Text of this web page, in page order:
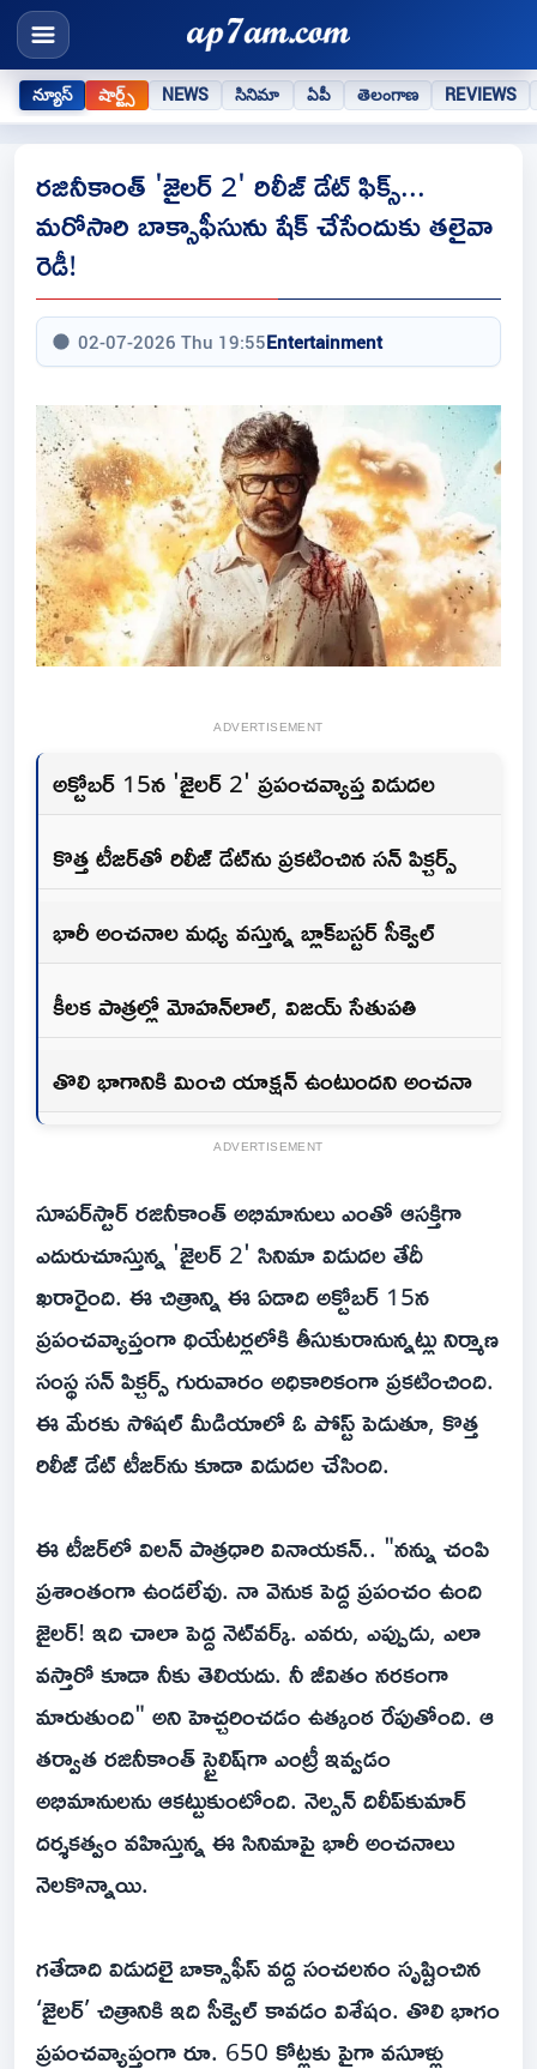
న్యూస్ షార్ట్స్ NEWS సినిమా ఏపీ తెలంగాణ REVIEWS
రజినీకాంత్ 'జైలర్ 2' రిలీజ్ డేట్ ఫిక్స్...
మరోసారి బాక్సాఫీసును షేక్ చేసేందుకు తలైవా
రెడీ!
02-07-2026 Thu 19:55Entertainment
ADVERTISEMENT
అక్టోబర్ 15న 'జైలర్ 2' ప్రపంచవ్యాప్త విడుదల
కొత్త టీజర్‌తో రిలీజ్ డేట్‌ను ప్రకటించిన సన్ పిక్చర్స్
భారీ అంచనాల మధ్య వస్తున్న బ్లాక్‌బస్టర్ సీక్వెల్
కీలక పాత్రల్లో మోహన్‌లాల్, విజయ్ సేతుపతి
తొలి భాగానికి మించి యాక్షన్ ఉంటుందని అంచనా
ADVERTISEMENT
సూపర్‌స్టార్ రజినీకాంత్ అభిమానులు ఎంతో ఆసక్తిగా
ఎదురుచూస్తున్న 'జైలర్ 2' సినిమా విడుదల తేదీ
ఖరారైంది. ఈ చిత్రాన్ని ఈ ఏడాది అక్టోబర్ 15న
ప్రపంచవ్యాప్తంగా థియేటర్లలోకి తీసుకురానున్నట్లు నిర్మాణ
సంస్థ సన్ పిక్చర్స్ గురువారం అధికారికంగా ప్రకటించింది.
ఈ మేరకు సోషల్ మీడియాలో ఓ పోస్ట్ పెడుతూ, కొత్త
రిలీజ్ డేట్ టీజర్‌ను కూడా విడుదల చేసింది.
ఈ టీజర్‌లో విలన్ పాత్రధారి వినాయకన్.. "నన్ను చంపి
ప్రశాంతంగా ఉండలేవు. నా వెనుక పెద్ద ప్రపంచం ఉంది
జైలర్! ఇది చాలా పెద్ద నెట్‌వర్క్. ఎవరు, ఎప్పుడు, ఎలా
వస్తారో కూడా నీకు తెలియదు. నీ జీవితం నరకంగా
మారుతుంది" అని హెచ్చరించడం ఉత్కంఠ రేపుతోంది. ఆ
తర్వాత రజినీకాంత్ స్టైలిష్‌గా ఎంట్రీ ఇవ్వడం
అభిమానులను ఆకట్టుకుంటోంది. నెల్సన్ దిలీప్‌కుమార్
దర్శకత్వం వహిస్తున్న ఈ సినిమాపై భారీ అంచనాలు
నెలకొన్నాయి.
గతేడాది విడుదలై బాక్సాఫీస్ వద్ద సంచలనం సృష్టించిన
‘జైలర్’ చిత్రానికి ఇది సీక్వెల్‌ కావడం విశేషం. తొలి భాగం
ప్రపంచవ్యాప్తంగా రూ. 650 కోట్లకు పైగా వసూళ్లు